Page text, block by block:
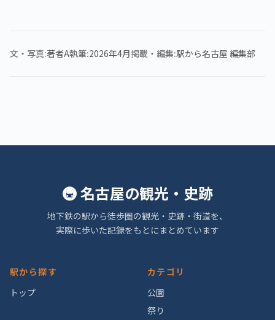
文・写真 著者A執筆 2026年4月掲載・編集 駅から名古屋 編集部
🚇 名古屋の観光・史跡
地下鉄の駅から徒歩圏の観光・史跡・街道を、
実際に歩いた記録をもとにまとめています
駅から探す
トップ
カテゴリ
公園
祭り